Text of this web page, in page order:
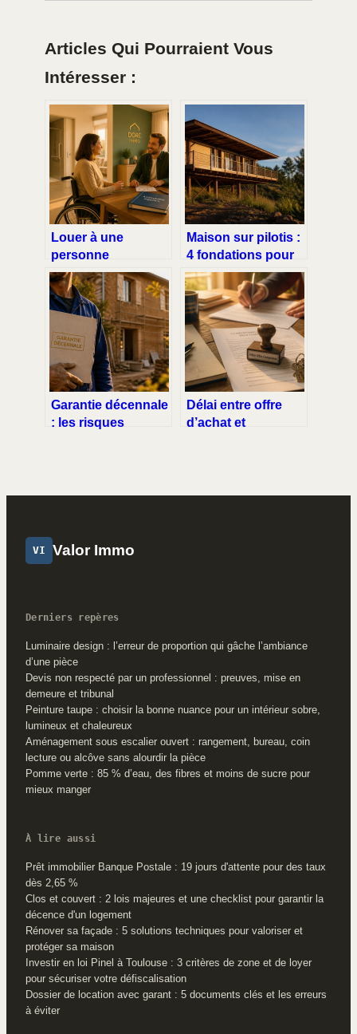
Articles Qui Pourraient Vous
Intéresser :
Louer à une
personne
handicapée : les
avantages concrets
pour la rentabilité et
la stabilité de votre
investissement
locatif
Maison sur pilotis :
4 fondations pour
bâtir sur un terrain
difficile sans
compromis
Garantie décennale
: les risques
Délai entre offre
d’achat et
leviers pour
VI Valor Immo
Derniers repères
Luminaire design : l’erreur de proportion qui gâche l’ambiance
d’une pièce
Devis non respecté par un professionnel : preuves, mise en
demeure et tribunal
Peinture taupe : choisir la bonne nuance pour un intérieur sobre,
lumineux et chaleureux
Aménagement sous escalier ouvert : rangement, bureau, coin
lecture ou alcôve sans alourdir la pièce
Pomme verte : 85 % d’eau, des fibres et moins de sucre pour
mieux manger
À lire aussi
Prêt immobilier Banque Postale : 19 jours d'attente pour des taux
dès 2,65 %
Clos et couvert : 2 lois majeures et une checklist pour garantir la
décence d'un logement
Rénover sa façade : 5 solutions techniques pour valoriser et
protéger sa maison
Investir en loi Pinel à Toulouse : 3 critères de zone et de loyer
pour sécuriser votre défiscalisation
Dossier de location avec garant : 5 documents clés et les erreurs
à éviter